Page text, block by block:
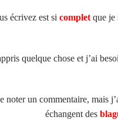
écrivez est si completque je
quelque chose et j’ai
noter un commentaire, mais
échangent des